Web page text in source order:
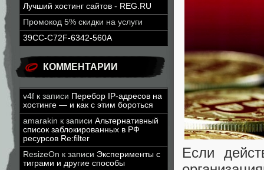
Лучший хостинг сайтов - REG.RU
Промокод 5% скидки на услуги
39CC-C72F-6342-560A
КОММЕНТАРИИ
v4f к записи Перебор IP-адресов на
хостинге — и как с этим бороться
amarakin к записи Альтернативный
список заблокированных в РФ
ресурсов Re:filter
ResizeOn к записи Эксперименты с
тиграми и другие способы
Если